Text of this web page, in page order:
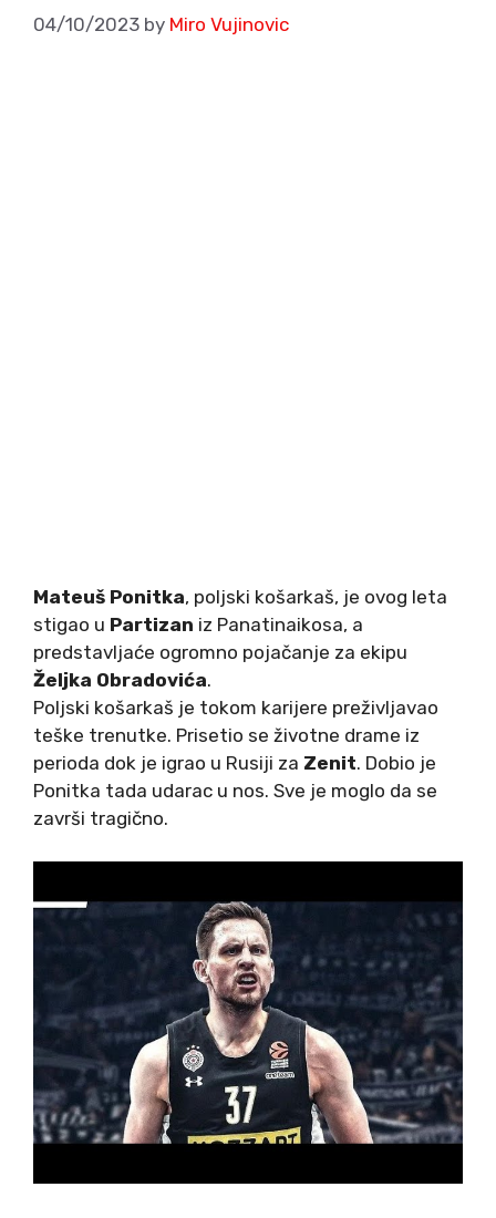
04/10/2023 by Miro Vujinovic
Mateuš Ponitka, poljski košarkaš, je ovog leta
stigao u Partizan iz Panatinaikosa, a
predstavljaće ogromno pojačanje za ekipu
Željka Obradovića.
Poljski košarkaš je tokom karijere preživljavao
teške trenutke. Prisetio se životne drame iz
perioda dok je igrao u Rusiji za Zenit. Dobio je
Ponitka tada udarac u nos. Sve je moglo da se
završi tragično.